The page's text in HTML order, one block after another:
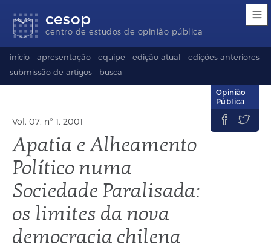
acessibilidade
para
conteúdo
para
rodapé
idioma
(Language
selection)
cesop
centro de estudos de opinião pública
início apresentação equipe edição atual
edições anteriores
submissão de artigos
busca
Vol. 07, nº 1, 2001
Apatia e Alheamento
Político numa
Sociedade Paralisada:
os limites da nova
democracia chilena
Opinião
Pública
 